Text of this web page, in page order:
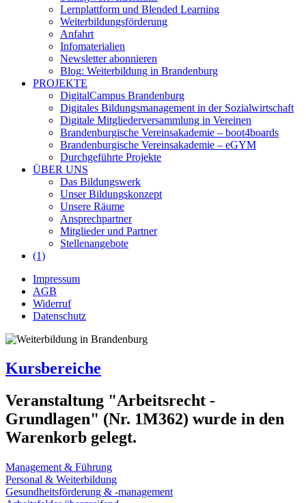
Lernplattform und Blended Learning
Weiterbildungsförderung
Anfahrt
Infomaterialien
Newsletter abonnieren
Blog: Weiterbildung in Brandenburg
PROJEKTE
DigitalCampus Brandenburg
Digitales Bildungsmanagement in der Sozialwirtschaft
Digitale Mitgliederversammlung in Vereinen
Brandenburgische Vereinsakademie – boot4boards
Brandenburgische Vereinsakademie – eGYM
Durchgeführte Projekte
ÜBER UNS
Das Bildungswerk
Unser Bildungskonzept
Unsere Räume
Ansprechpartner
Mitglieder und Partner
Stellenangebote
(1)
Impressum
AGB
Widerruf
Datenschutz
Kursbereiche
Veranstaltung "Arbeitsrecht -
Grundlagen" (Nr. 1M362) wurde in den
Warenkorb gelegt.
Management & Führung
Personal & Weiterbildung
Gesundheitsförderung & -management